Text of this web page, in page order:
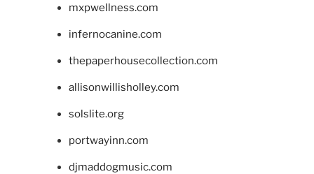
mxpwellness.com
infernocanine.com
thepaperhousecollection.com
allisonwillisholley.com
solslite.org
portwayinn.com
djmaddogmusic.com